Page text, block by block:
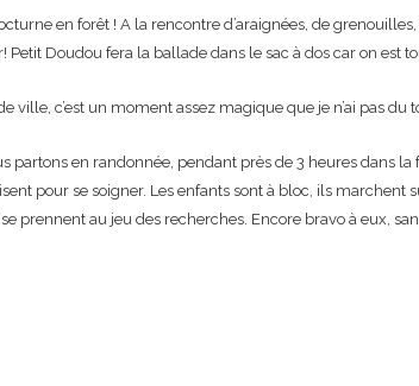
en forêt ! A la rencontre d’araignées, de
Doudou fera la ballade dans le sac à dos car on est
c’est un moment assez magique que je n’ai pas
en randonnée, pendant près de 3 heures dans la
pour se soigner. Les enfants sont à bloc, ils
prennent au jeu des recherches. Encore bravo à eux,